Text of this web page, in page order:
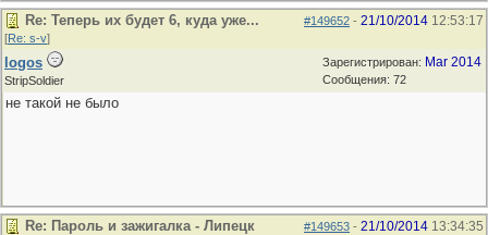
#149652 - 21/10/2014 12:53:17
Re: Теперь их будет 6, куда уже...
[Re: s-v]
Зарегистрирован: Mar 2014
Сообщения: 72
logos
StripSoldier
не такой не было
#149653 - 21/10/2014 13:34:35
Re: Пароль и зажигалка - Липецк